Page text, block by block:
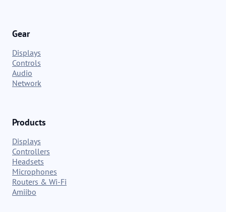
Gear
Displays
Controls
Audio
Network
Products
Displays
Controllers
Headsets
Microphones
Routers & Wi-Fi
Amiibo